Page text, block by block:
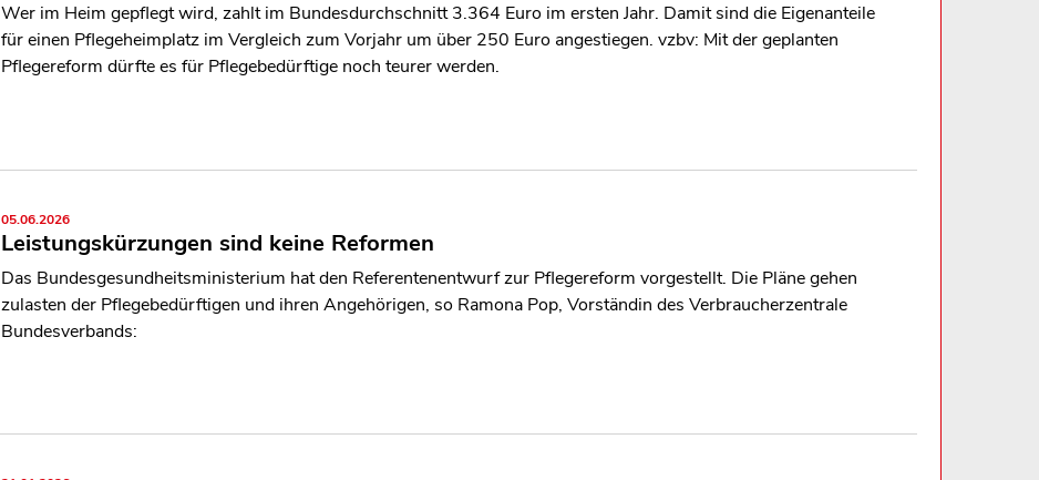
Wer im Heim gepflegt wird, zahlt im Bundesdurchschnitt 3.364 Euro im ersten Jahr. Damit sind die Eigenanteile
für einen Pflegeheimplatz im Vergleich zum Vorjahr um über 250 Euro angestiegen. vzbv: Mit der geplanten
Pflegereform dürfte es für Pflegebedürftige noch teurer werden.
05.06.2026
Leistungskürzungen sind keine Reformen
Das Bundesgesundheitsministerium hat den Referentenentwurf zur Pflegereform vorgestellt. Die Pläne gehen
zulasten der Pflegebedürftigen und ihren Angehörigen, so Ramona Pop, Vorständin des Verbraucherzentrale
Bundesverbands: